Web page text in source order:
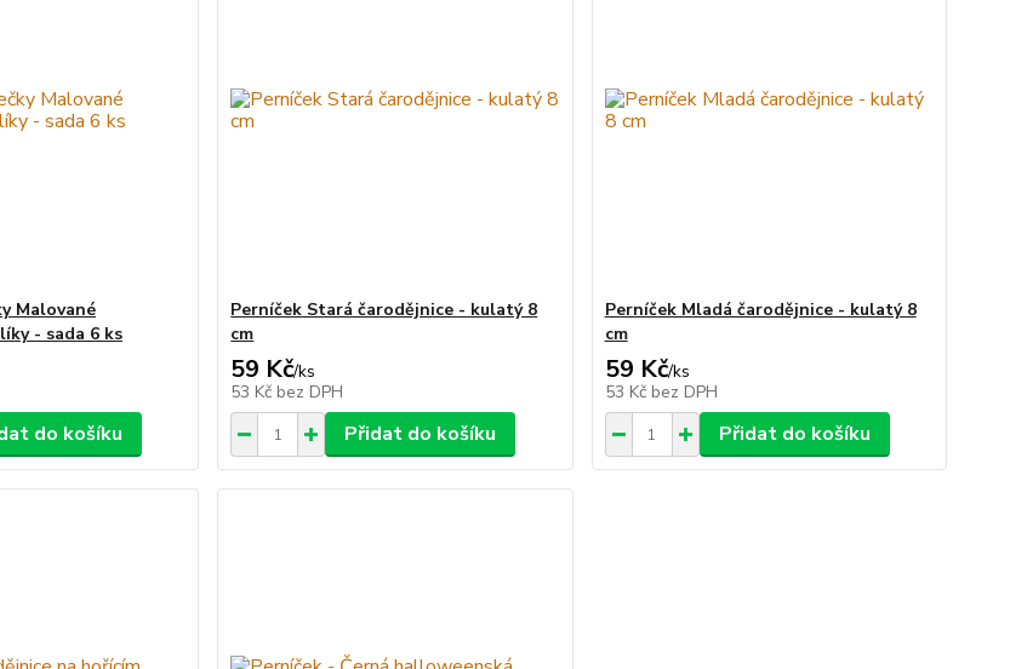
Malované
- sada 6 ks
do košíku
Perníček Stará čarodějnice - kulatý 8
cm
59 Kč/ks
53 Kč bez DPH
Přidat do košíku
Perníček Mladá čarodějnice - kulatý 8
cm
59 Kč/ks
53 Kč bez DPH
Přidat do košíku